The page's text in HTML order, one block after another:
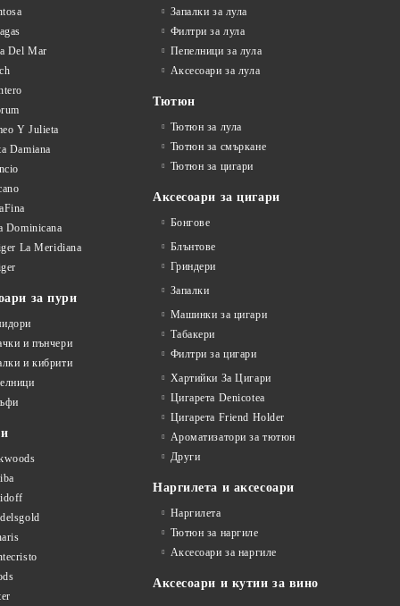
Del Mar
Y Julieta
Damiana
Dominicana
La Meridiana
за пури
и пънчери
и кибрити
Запалки за лула
Филтри за лула
Пепелници за лула
Аксесоари за лула
Тютюн
Тютюн за лула
Тютюн за смъркане
Тютюн за цигари
Аксесоари за цигари
Бонгове
Блънтове
Гриндери
Запалки
Машинки за цигари
Табакери
Филтри за цигари
Хартийки За Цигари
Цигарета Denicotea
Цигарета Friend Holder
Ароматизатори за тютюн
Други
Наргилета и аксесоари
Наргилета
Тютюн за наргиле
Аксесоари за наргиле
Аксесоари и кутии за вино